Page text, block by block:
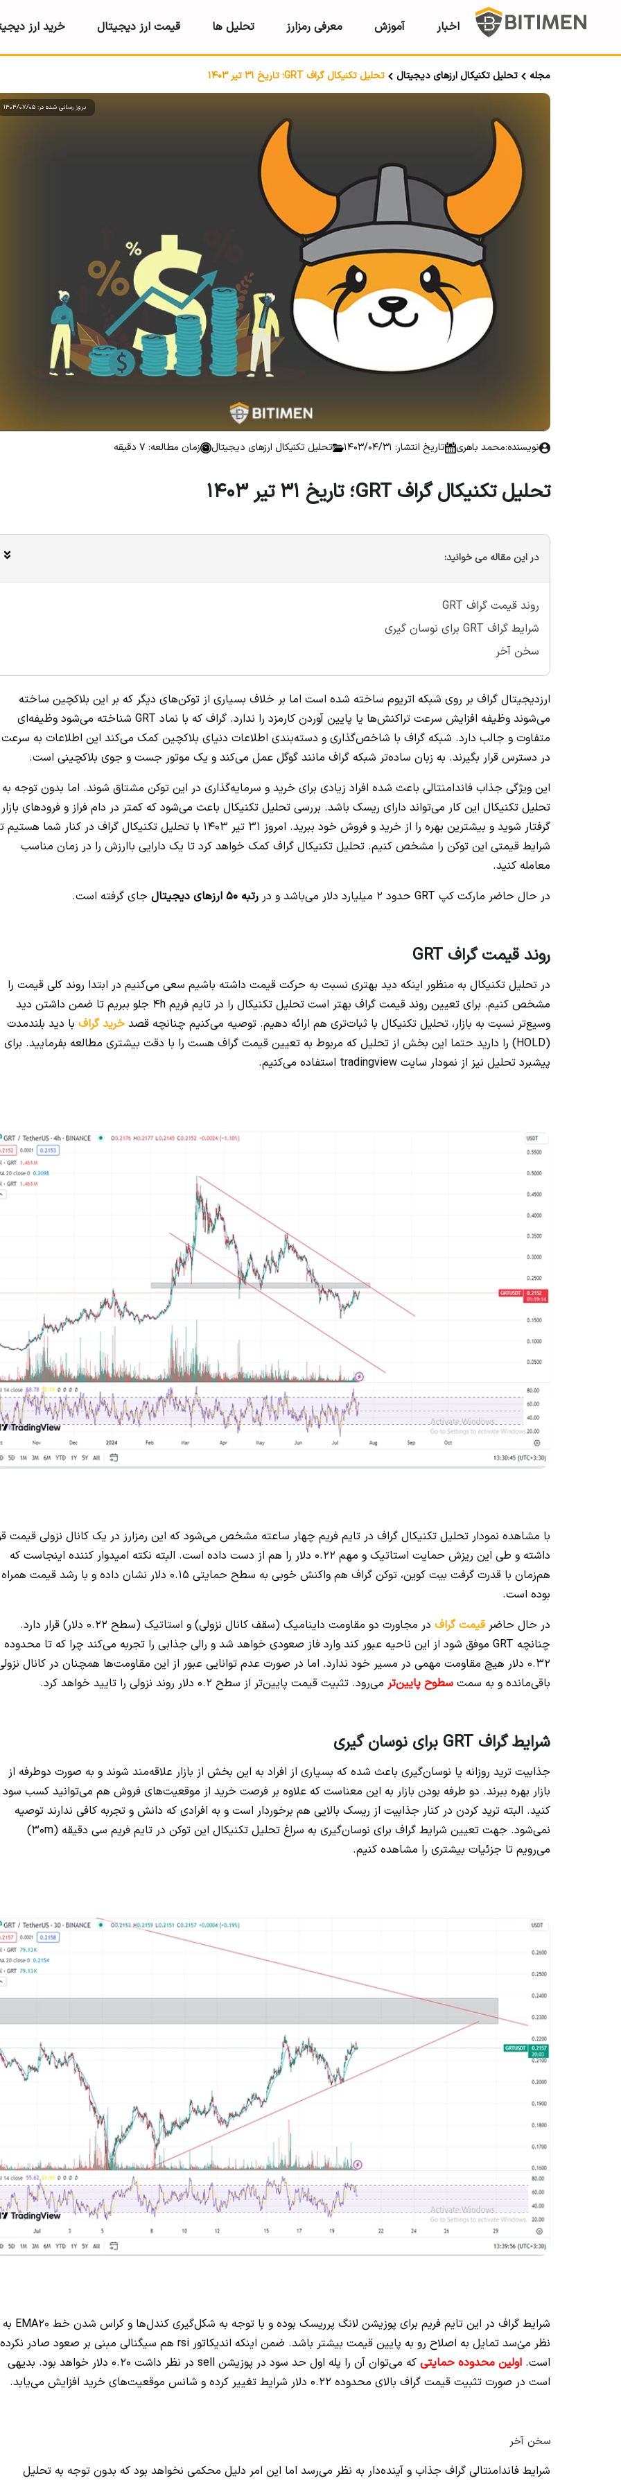
اخبار آموزش معرفی رمزارز تحلیل ها قیمت ارز دیجیتال خرید ارز
مجله تحلیل تکنیکال ارزهای دیجیتال تحلیل تکنیکال گراف GRT؛ تاریخ ۳۱ تیر ۱۴۰۳
بروز رسانی شده در: 1404/07/05
نویسنده:محمد باهری تاریخ انتشار: 1403/04/31 تحلیل تکنیکال ارزهای دیجیتال زمان مطالعه: 7 دقیقه
تحلیل تکنیکال گراف GRT؛ تاریخ ۳۱ تیر ۱۴۰۳
در این مقاله می خوانید:
روند قیمت گراف GRT
شرایط گراف GRT برای نوسان گیری
سخن آخر
ارزدیجیتال گراف بر روی شبکه اتریوم ساخته شده است اما بر خلاف بسیاری از توکن‌های دیگر که بر این بلاکچین ساخته
می‌شوند وظیفه افزایش سرعت تراکنش‌ها یا پایین آوردن کارمزد را ندارد. گراف که با نماد GRT‌ شناخته می‌شود وظیفه‌ای
متفاوت و جالب دارد. شبکه گراف با شاخص‌گذاری و دسته‌بندی اطلاعات دنیای بلاکچین کمک می‌کند این اطلاعات به سرعت
در دسترس قرار بگیرند. به زبان ساده‌تر شبکه گراف مانند گوگل عمل می‌کند و یک موتور جست و جوی بلاکچینی است.
این ویژگی جذاب فاندامنتالی باعث شده افراد زیادی برای خرید و سرمایه‌گذاری در این توکن مشتاق شوند. اما بدون توجه به
تحلیل تکنیکال این کار می‌تواند دارای ریسک باشد. بررسی تحلیل تکنیکال باعث می‌شود که کمتر در دام فراز و فرودهای بازار
گرفتار شوید و بیشترین بهره را از خرید و فروش خود ببرید. امروز ۳۱ تیر ۱۴۰۳ با تحلیل تکنیکال گراف در کنار شما
شرایط قیمتی این توکن را مشخص کنیم. تحلیل تکنیکال گراف کمک خواهد کرد تا یک دارایی باارزش را در زمان مناسب
معامله کنید.
در حال حاضر مارکت کپ GRT حدود 2 میلیارد دلار می‌باشد و در
رتبه 50 ارزهای دیجیتال جای گرفته است.
روند قیمت گراف GRT
در تحلیل تکنیکال به منظور اینکه دید بهتری نسبت به حرکت قیمت داشته باشیم سعی می‌کنیم در ابتدا روند کلی قیمت را
مشخص کنیم. برای تعیین روند قیمت گراف بهتر است تحلیل تکنیکال را در تایم فریم 4h جلو ببریم تا ضمن داشتن دید
وسیع‌تر نسبت به بازار، تحلیل تکنیکال با ثبات‌تری هم ارائه دهیم. توصیه می‌کنیم چنانچه قصد خرید گراف با دید بلندمدت
(HOLD) را دارید حتما این بخش از تحلیل که مربوط به تعیین قیمت گراف هست را با دقت بیشتری مطالعه بفرمایید. برای
پیشبرد تحلیل نیز از نمودار سایت tradingview استفاده می‌کنیم.
با مشاهده نمودار تحلیل تکنیکال گراف در تایم فریم چهار ساعته مشخص می‌شود که این رمزارز در یک کانال نزولی قیمت
داشته و طی این ریزش حمایت استاتیک و مهم 0.22 دلار را هم از دست داده است. البته نکته امیدوار کننده اینجاست که
هم‌زمان با قدرت گرفت بیت کوین، توکن گراف هم واکنش خوبی به سطح حمایتی 0.15 دلار نشان داده و با رشد قیمت همراه
بوده است.
در حال حاضر قیمت گراف
در مجاورت دو مقاومت داینامیک (سقف کانال نزولی) و استاتیک (سطح 0.22 دلار) قرار دارد.
چنانچه GRT موفق شود از این ناحیه عبور کند وارد فاز صعودی خواهد شد و رالی جذابی را تجربه می‌کند چرا که تا محدوده
0.32 دلار هیچ مقاومت مهمی در مسیر خود ندارد. اما در صورت عدم توانایی عبور از این مقاومت‌ها همچنان در کانال
باقی‌مانده و به سمت سطوح پایین‌تر می‌رود. تثبیت قیمت پایین‌تر از سطح 0.2 دلار روند نزولی را تایید خواهد کرد.
شرایط گراف GRT برای نوسان گیری
جذابیت ترید روزانه یا نوسان‌گیری باعث شده که بسیاری از افراد به این بخش از بازار علاقه‌مند شوند و به صورت دوطرفه از
بازار بهره ببرند. دو طرفه بودن بازار به این معناست که علاوه بر فرصت خرید از موقعیت‌های فروش هم می‌توانید کسب سود
کنید. البته ترید کردن در کنار جذابیت از ریسک بالایی هم برخوردار است و به افرادی که دانش و تجربه کافی ندارند توصیه
نمی‌شود. جهت تعیین شرایط گراف برای نوسان‌گیری به سراغ تحلیل تکنیکال این توکن در تایم فریم سی دقیقه (30m)
می‌رویم تا جزئیات بیشتری را مشاهده کنیم.
شرایط گراف در این تایم فریم برای پوزیشن لانگ پرریسک بوده و با توجه به شکل‌گیری کندل‌ها و کراس شدن خط EMA20 به
نظر می‌ٰسد تمایل به اصلاح رو به پایین قیمت بیشتر باشد. ضمن اینکه اندیکاتور rsi هم سیگنالی مبنی بر صعود صادر نکرده
است. اولین محدوده حمایتی
که می‌توان آن را پله اول حد سود در پوزیشن sell در نظر داشت 0.20 دلار خواهد بود. بدیهی
است در صورت تثبیت قیمت گراف بالای محدوده 0.22 دلار شرایط تغییر کرده و شانس موقعیت‌های خرید افزایش می‌یابد.
سخن آخر
شرایط فاندامنتالی گراف جذاب و آینده‌دار به نظر می‌رسد اما این امر دلیل محکمی نخواهد بود که بدون توجه به تحلیل